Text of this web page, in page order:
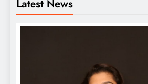
Latest News